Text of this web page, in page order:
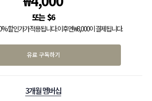
$6
할인가가 적용됩니다. 이후엔 ₩8,000이 결제됩니다.
유료 구독하기
3개월 멤버십